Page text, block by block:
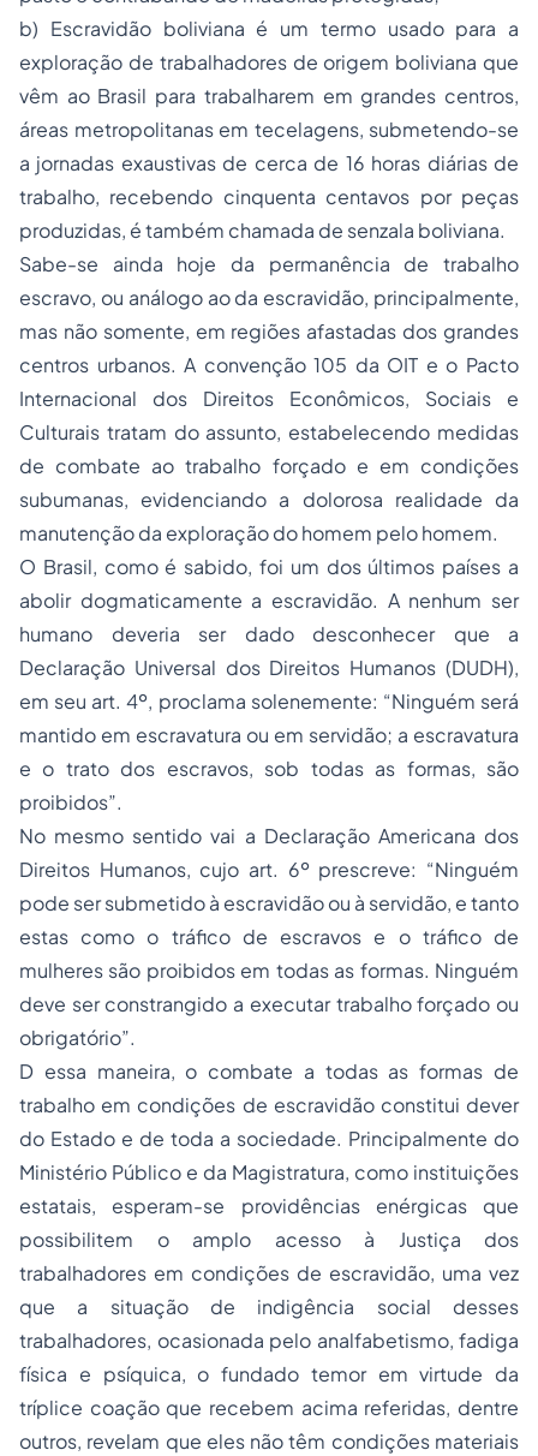
b) Escravidão boliviana é um termo usado para a
exploração de trabalhadores de origem boliviana que
vêm ao Brasil para trabalharem em grandes centros,
áreas metropolitanas em tecelagens, submetendo-se
a jornadas exaustivas de cerca de 16 horas diárias de
trabalho, recebendo cinquenta centavos por peças
produzidas, é também chamada de senzala boliviana.
Sabe-se ainda hoje da permanência de trabalho
escravo, ou análogo ao da escravidão, principalmente,
mas não somente, em regiões afastadas dos grandes
centros urbanos. A convenção 105 da OIT e o Pacto
Internacional dos Direitos Econômicos, Sociais e
Culturais tratam do assunto, estabelecendo medidas
de combate ao trabalho forçado e em condições
subumanas, evidenciando a dolorosa realidade da
manutenção da exploração do homem pelo homem.
O Brasil, como é sabido, foi um dos últimos países a
abolir dogmaticamente a escravidão. A nenhum ser
humano deveria ser dado desconhecer que a
Declaração Universal dos Direitos Humanos (DUDH),
em seu art. 4º, proclama solenemente: “Ninguém será
mantido em escravatura ou em servidão; a escravatura
e o trato dos escravos, sob todas as formas, são
proibidos”.
No mesmo sentido vai a Declaração Americana dos
Direitos Humanos, cujo art. 6º prescreve: “Ninguém
pode ser submetido à escravidão ou à servidão, e tanto
estas como o tráfico de escravos e o tráfico de
mulheres são proibidos em todas as formas. Ninguém
deve ser constrangido a executar trabalho forçado ou
obrigatório”.
D essa maneira, o combate a todas as formas de
trabalho em condições de escravidão constitui dever
do Estado e de toda a sociedade. Principalmente do
Ministério Público e da Magistratura, como instituições
estatais, esperam-se providências enérgicas que
possibilitem o amplo acesso à Justiça dos
trabalhadores em condições de escravidão, uma vez
que a situação de indigência social desses
trabalhadores, ocasionada pelo analfabetismo, fadiga
física e psíquica, o fundado temor em virtude da
tríplice coação que recebem acima referidas, dentre
outros, revelam que eles não têm condições materiais